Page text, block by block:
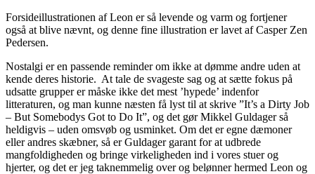
Forsideillustrationen af Leon er så levende og varm og fortjener
også at blive nævnt, og denne fine illustration er lavet af Casper Zen
Pedersen.
Nostalgi er en passende reminder om ikke at dømme andre uden at
kende deres historie. At tale de svageste sag og at sætte fokus på
udsatte grupper er måske ikke det mest ’hypede’ indenfor
litteraturen, og man kunne næsten få lyst til at skrive ”It’s a Dirty Job
– But Somebodys Got to Do It”, og det gør Mikkel Guldager så
heldigvis – uden omsvøb og usminket. Om det er egne dæmoner
eller andres skæbner, så er Guldager garant for at udbrede
mangfoldigheden og bringe virkeligheden ind i vores stuer og
hjerter, og det er jeg taknemmelig over og belønner hermed Leon og